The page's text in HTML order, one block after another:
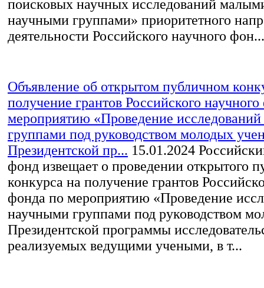
поисковых научных исследований
научными группами» приоритетного
деятельности Российского научного фон...
Объявление об открытом публичном
получение грантов Российского
мероприятию «Проведение
группами под руководством молодых
Президентской пр... 15.01.2024
фонд извещает о проведении открытого
конкурса на получение грантов
фонда по мероприятию «Проведение
научными группами под руководством
Президентской программы
реализуемых ведущими учеными, в т...